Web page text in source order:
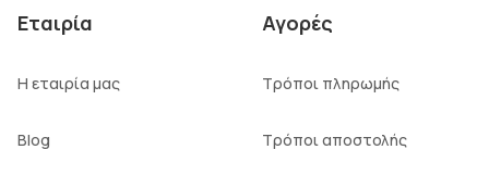
Εταιρία
Η εταιρία μας
Blog
Αγορές
Τρόποι πληρωμής
Τρόποι αποστολής